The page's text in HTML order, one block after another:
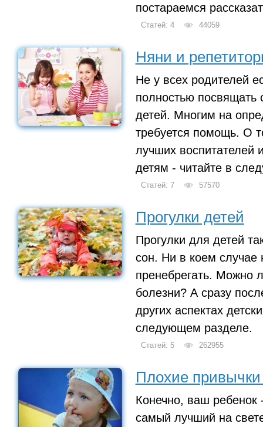
постараемся
Статей: 4 44059
Няни и
Не у всех родителей
полностью посвящать
детей. Многим на
требуется помощь. О
лучших воспитателей
детям - читайте в
Статей: 7 57570
Прогулки детей
Прогулки для детей
сон. Ни в коем случае
пренебрегать. Можно
болезни? А сразу
других аспектах
следующем разделе.
Статей: 5 262955
Плохие привычки
Конечно, ваш
самый лучший на